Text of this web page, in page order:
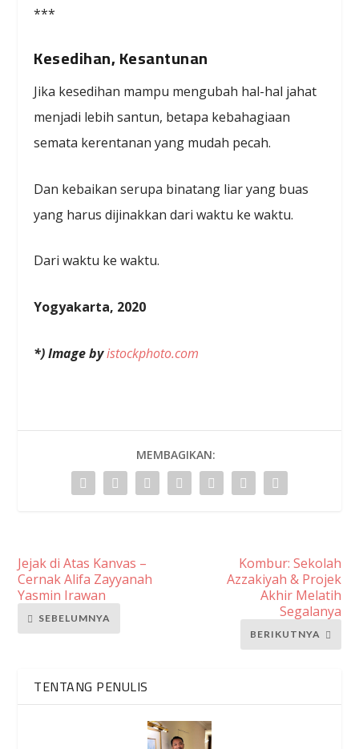
***
Kesedihan, Kesantunan
Jika kesedihan mampu mengubah hal-hal jahat
menjadi lebih santun, betapa kebahagiaan
semata kerentanan yang mudah pecah.
Dan kebaikan serupa binatang liar yang buas
yang harus dijinakkan dari waktu ke waktu.
Dari waktu ke waktu.
Yogyakarta, 2020
*) Image byistockphoto.com
MEMBAGIKAN:
Jejak di Atas Kanvas –
Cernak Alifa Zayyanah
Yasmin Irawan
SEBELUMNYA
Kombur: Sekolah
Azzakiyah & Projek
Akhir Melatih
Segalanya
BERIKUTNYA
TENTANG PENULIS